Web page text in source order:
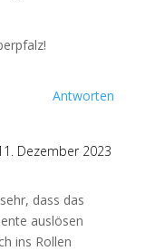
Antworten
Dezember 2023
dass das
auslösen
ins Rollen